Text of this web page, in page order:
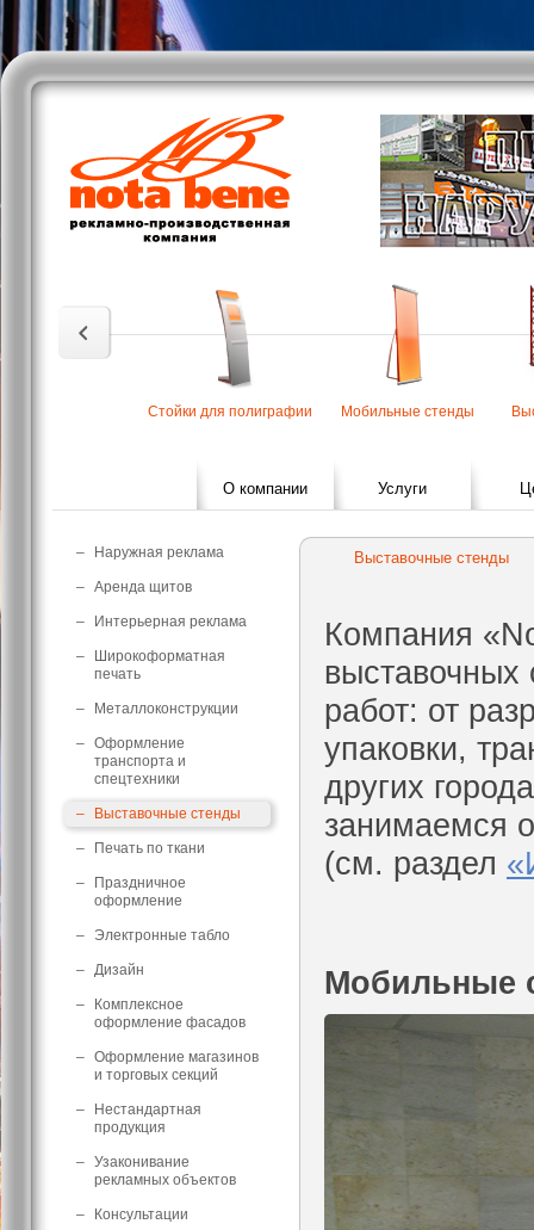
Стойки для полиграфии Мобильные стенды
О компании Услуги
– Наружная реклама
– Аренда щитов
– Интерьерная реклама
–
Широкоформатная
печать
– Металлоконструкции
– Оформление
транспорта и
спецтехники
– Выставочные стенды
– Печать по ткани
–
Праздничное
оформление
– Электронные табло
– Дизайн
–
Комплексное
оформление фасадов
– Оформление магазинов
и торговых секций
–
Нестандартная
продукция
– Узаконивание
рекламных объектов
– Консультации
Выставочные стенды
Компания
работ: от
упаковки,
других
занимаемся
(см. раздел
Мобильные